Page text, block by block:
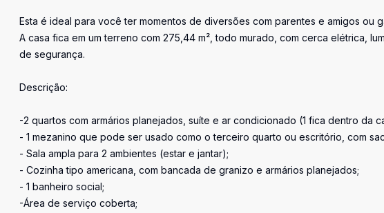
Esta é ideal para você ter momentos de diversões com parentes e amigos ou
A casa fica em um terreno com 275,44 m², todo murado, com cerca elétrica,
de segurança.
Descrição:
-2 quartos com armários planejados, suíte e ar condicionado (1 fica dentro da
- 1 mezanino que pode ser usado como o terceiro quarto ou escritório, com
- Sala ampla para 2 ambientes (estar e jantar);
- Cozinha tipo americana, com bancada de granizo e armários planejados;
- 1 banheiro social;
-Área de serviço coberta;